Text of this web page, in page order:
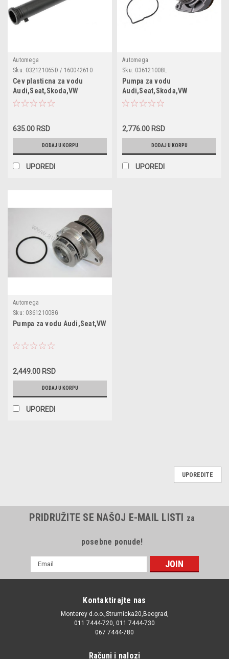
Automega
Sku: 032121065D / 160042610
Cev plasticna za vodu
Audi,Seat,Skoda,VW
635.00 RSD
DODAJ U KORPU
UPOREDI
Automega
Sku: 036121008L
Pumpa za vodu
Audi,Seat,Skoda,VW
2,776.00 RSD
DODAJ U KORPU
UPOREDI
Automega
Sku: 036121008G
Pumpa za vodu Audi,Seat,VW
2,449.00 RSD
DODAJ U KORPU
UPOREDI
UPOREDITE
PRIDRUŽITE SE NAŠOJ E-MAIL LISTI za
posebne ponude!
mail
Kontaktirajte nas
Monterey d.o.o.,Strumicka20,Beograd,
011 7444-720, 011 7444-730
067 7444-780
Računi i nalozi